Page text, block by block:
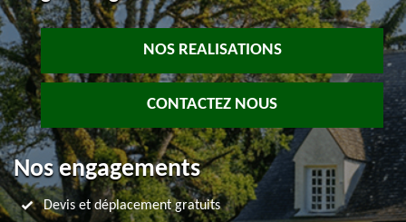
NOS REALISATIONS
CONTACTEZ NOUS
Nos engagements
Devis et déplacement gratuits